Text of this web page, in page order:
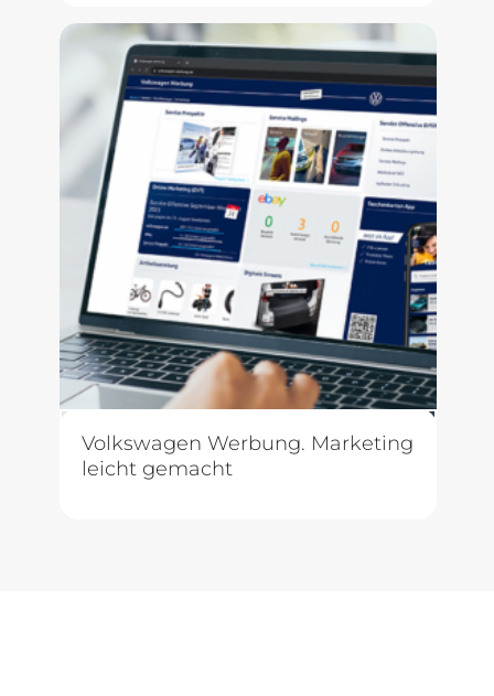
Volkswagen Werbung. Marketing
leicht gemacht